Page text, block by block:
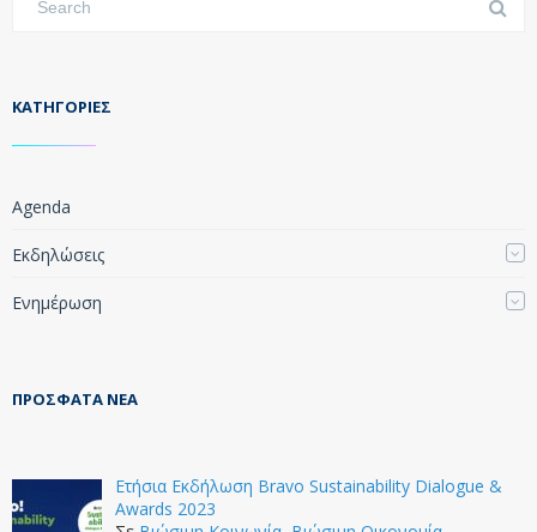
KΑΤΗΓΟΡΊΕΣ
Agenda
Εκδηλώσεις
Ενημέρωση
ΠΡΌΣΦΑΤΑ ΝΈΑ
Ετήσια Εκδήλωση Bravo Sustainability Dialogue &
Awards 2023